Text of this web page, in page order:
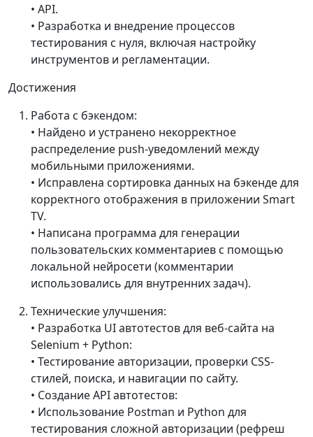
• API.
• Разработка и внедрение процессов
тестирования с нуля, включая настройку
инструментов и регламентации.
Достижения
Работа с бэкендом:
• Найдено и устранено некорректное
распределение push-уведомлений между
мобильными приложениями.
• Исправлена сортировка данных на бэкенде для
корректного отображения в приложении Smart
TV.
• Написана программа для генерации
пользовательских комментариев с помощью
локальной нейросети (комментарии
использовались для внутренних задач).
Технические улучшения:
• Разработка UI автотестов для веб-сайта на
Selenium + Python:
• Тестирование авторизации, проверки CSS-
стилей, поиска, и навигации по сайту.
• Создание API автотестов:
• Использование Postman и Python для
тестирования сложной авторизации (рефреш